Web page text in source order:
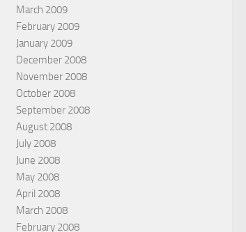
March 2009
February 2009
January 2009
December 2008
November 2008
October 2008
September 2008
August 2008
July 2008
June 2008
May 2008
April 2008
March 2008
February 2008